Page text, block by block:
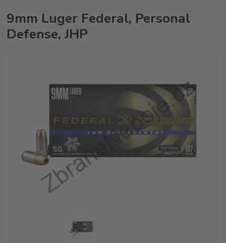
9mm Luger Federal, Personal
Defense, JHP